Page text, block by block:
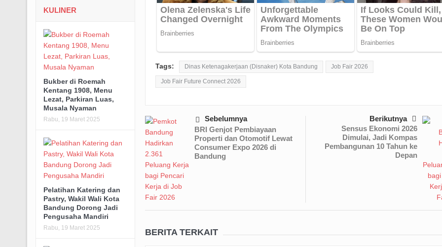
Tags: Dinas Ketenagakerjaan (Disnaker) Kota Bandung Job Fair 2026
Job Fair Future Connect 2026
Sebelumnya
BRI Genjot Pembiayaan
Properti dan Otomotif Lewat
Consumer Expo 2026 di
Bandung
Berikutnya
Sensus Ekonomi 2026
Dimulai, Jadi Kompas
Pembangunan 10 Tahun ke
Depan
BERITA TERKAIT
KULINER
Bukber di Roemah
Kentang 1908, Menu
Lezat, Parkiran Luas,
Musala Nyaman
Rabu, 19 Maret 2025
Pelatihan Katering dan
Pastry, Wakil Wali Kota
Bandung Dorong Jadi
Pengusaha Mandiri
Rabu, 19 Maret 2025